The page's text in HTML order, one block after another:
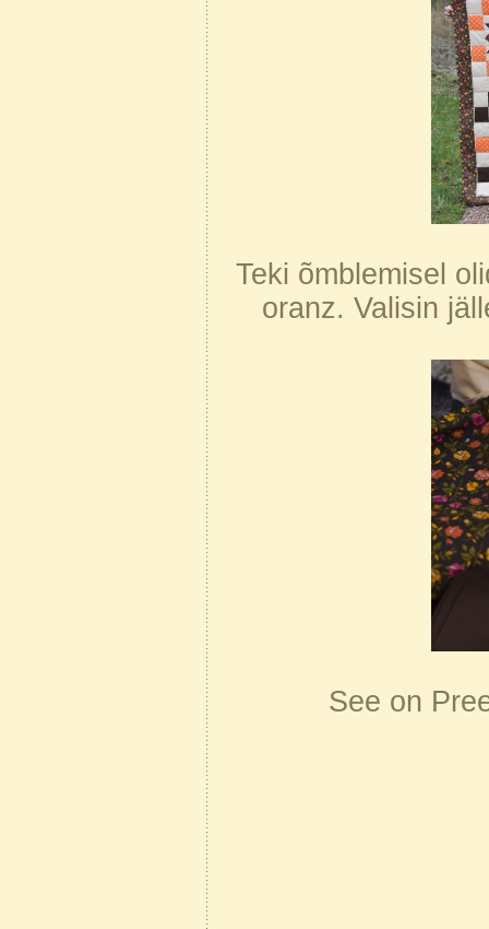
Teki õmblemisel
oranz. Valisin
See on